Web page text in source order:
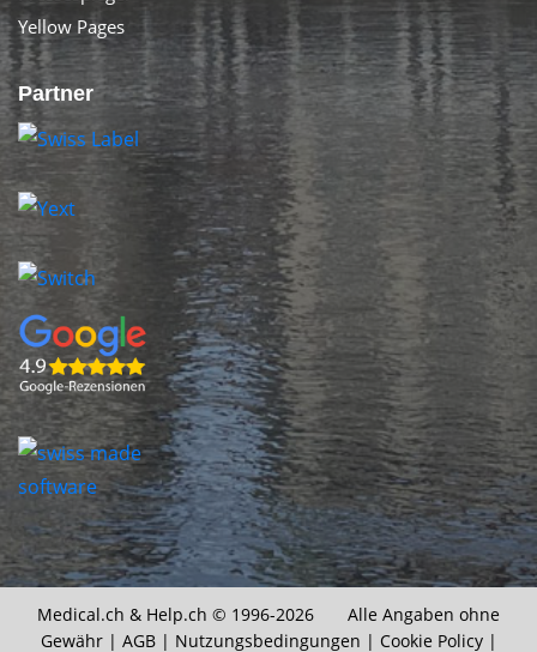
Yellow Pages
Partner
Medical.ch & Help.ch © 1996-2026 Alle Angaben ohne
Gewähr | AGB| Nutzungsbedingungen | Cookie Policy|